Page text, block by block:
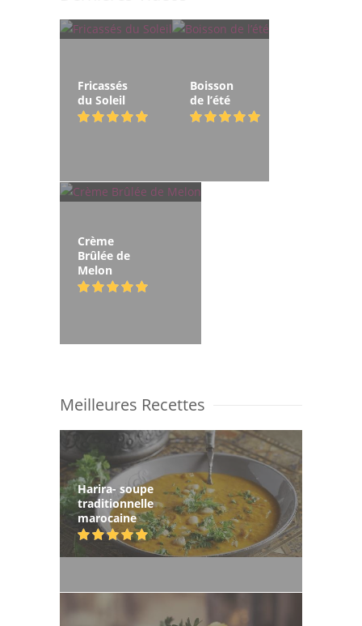
Fricassés
du Soleil
Boisson
de l’été
Crème
Brûlée de
Melon
Meilleures Recettes
Harira- soupe
traditionnelle
marocaine